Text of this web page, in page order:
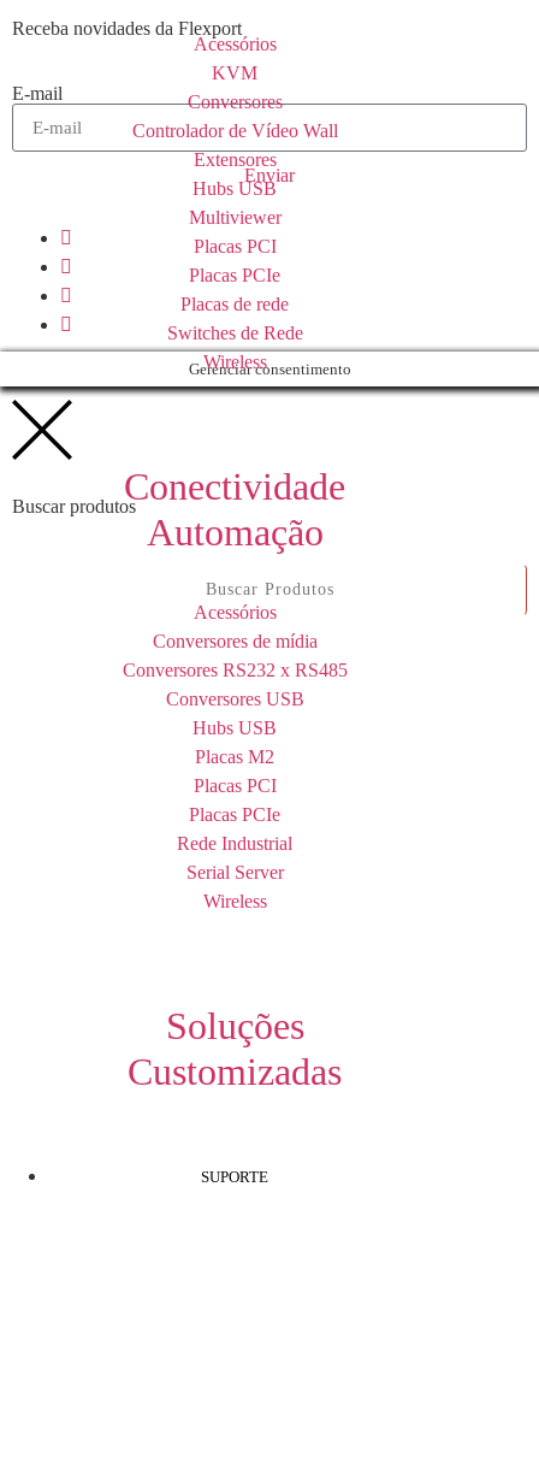
Acessórios
KVM
Conversores
Controlador de Vídeo Wall
Extensores
Hubs USB
Multiviewer
Placas PCI
Placas PCIe
Placas de rede
Switches de Rede
Wireless
Conectividade
Automação
Acessórios
Conversores de mídia
Conversores RS232 x RS485
Conversores USB
Hubs USB
Placas M2
Placas PCI
Placas PCIe
Rede Industrial
Serial Server
Wireless
Soluções
Customizadas
SUPORTE
Receba novidades da Flexport
E-mail
Enviar
Gerenciar consentimento
Buscar produtos